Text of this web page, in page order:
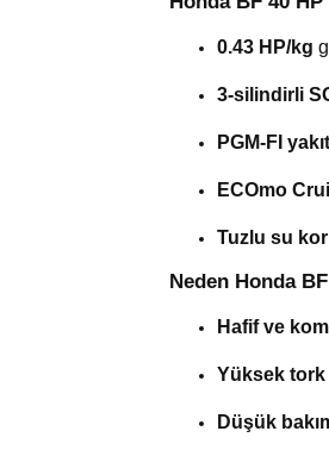
0.43 HP/kg
3-silindirli
PGM-FI
ECOmo
Tuzlu su
Neden Honda
Hafif ve
Yüksek tork
Düşük